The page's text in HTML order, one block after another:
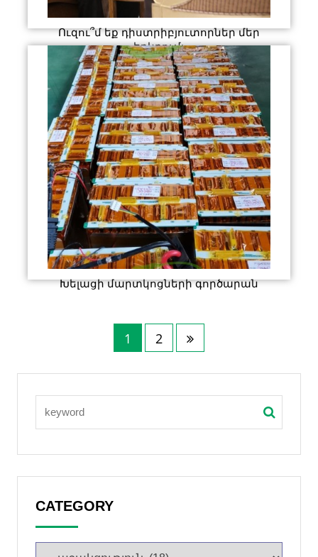
Ուզու՞մ եք դիստրիբյուտորներ մեր
երկրում:
Խելացի մարտկոցների գործարան
1 2
CATEGORY